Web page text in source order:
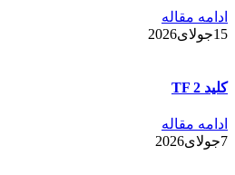
ادامه مقاله
15جولای2026
کلید TF 2
ادامه مقاله
7جولای2026